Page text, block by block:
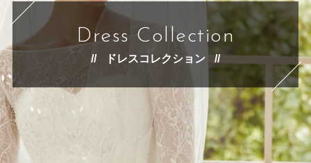
Dress Collection
ドレスコレクション